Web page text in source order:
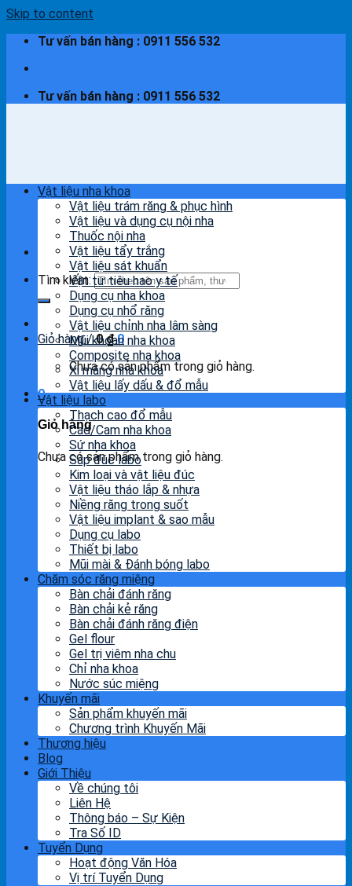
Skip to content
Tư vấn bán hàng : 0911 556 532
Tư vấn bán hàng : 0911 556 532
Tìm kiếm:
Giỏ hàng /0₫ 0
Chưa có sản phẩm trong giỏ hàng.
0
Giỏ hàng
Chưa có sản phẩm trong giỏ hàng.
Vật liệu nha khoa
Vật liệu trám răng & phục hình
Vật liệu và dụng cụ nội nha
Thuốc nội nha
Vật liệu tẩy trắng
Vật liệu sát khuẩn
Vật tư tiêu hao y tế
Dụng cụ nha khoa
Dụng cụ nhổ răng
Vật liệu chỉnh nha lâm sàng
Mũi khoan nha khoa
Composite nha khoa
Xi măng nha khoa
Vật liệu lấy dấu & đổ mẫu
Vật liệu labo
Thạch cao đổ mẫu
Cad/Cam nha khoa
Sứ nha khoa
Sáp đúc labo
Kim loại và vật liệu đúc
Vật liệu tháo lắp & nhựa
Niềng răng trong suốt
Vật liệu implant & sao mẫu
Dụng cụ labo
Thiết bị labo
Mũi mài & Đánh bóng labo
Chăm sóc răng miệng
Bàn chải đánh răng
Bàn chải kẻ răng
Bàn chải đánh răng điện
Gel flour
Gel trị viêm nha chu
Chỉ nha khoa
Nước súc miệng
Khuyến mãi
Sản phẩm khuyến mãi
Chương trình Khuyến Mãi
Thương hiệu
Blog
Giới Thiệu
Về chúng tôi
Liên Hệ
Thông báo – Sự Kiện
Tra Số ID
Tuyển Dụng
Hoạt động Văn Hóa
Vị trí Tuyển Dụng